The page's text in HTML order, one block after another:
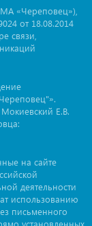
«Череповец»),
от 18.08.2014
связи,
Е.В.
на сайте
деятельности
использованию
письменного
установленных